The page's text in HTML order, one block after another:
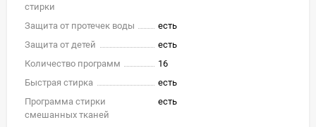
стирки
Защита от протечек воды
есть
Защита от детей
есть
Количество программ
16
Быстрая стирка
есть
Программа стирки
смешанных тканей
есть